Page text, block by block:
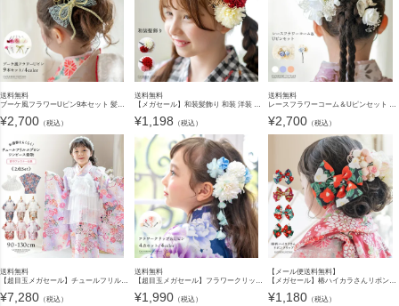
送料無料
ブーケ風フラワーUピン9本セット 髪飾り 和風 和装 卒業式 袴 七五三 成人式 振袖 造花 水引 リボン ヘアアクセサリー キッズ ジュニア レディース キャサリンコテージ TAK
¥2,700 （税込）
送料無料
【メガセール】和装髪飾り 和装 洋装 ヘアクリップ ヘアアクセサリー 七五三 着物 浴衣 袴 卒業袴 卒業式 成人式 花 キッズ ジュニア レディース 赤 白 キャサリンコテージ TAK
¥1,198 （税込）
送料無料
レースフラワーコーム＆Uピンセット 2点セット 和装 着物 袴 浴衣 ドレス 七五三 卒業式 花 リボン パール 髪飾り キッズ キャサリンコテージ TAK
¥2,700 （税込）
送料無料
【超目玉メガセール】チュールフリルエプロン+着物ワンピースセット 七五三 753 女の子 キッズ 被布エプロン エプロン着物 着物風 アンティーク柄 花柄 古典柄 赤 ピンク オレンジ 青 キャサリンコテー
¥7,280 （税込）
送料無料
【超目玉メガセール】フラワークリップ＆Uピン4点セット 髪飾り 和風 和装 卒業式 袴 七五三 成人式 振袖 造花 ヘアアクセサリー キッズ ジュニア レディース キャサリンコテージ TAK
¥1,990（税込）
【メール便送料無料】
【メガセール】椿ハイカラさんリボンクリップ ちりめん 和装ヘアアクセサリー和風髪飾り 着物 袴 浴衣 和服 かわいい ヘア 卒業式ヘアアレンジ 七五三 和装アクセサリーYUP4 ≪メール便優
¥1,180 （税込）